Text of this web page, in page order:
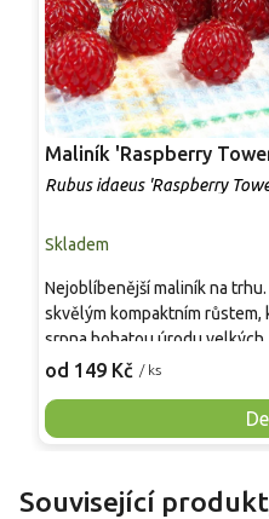
Maliník 'Raspberry
Rubus idaeus 'Raspberry
Skladem
od 149 Kč / ks
Nejoblíbenější maliník na
skvělým kompaktním růstem,
srpna bohatou úrodu
Pevné vzpřímené výhony
Mrazuvzdornost do −25 °C a
skvělou volbu pro každého
Související